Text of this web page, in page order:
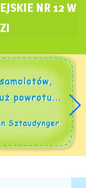
NR 12 W